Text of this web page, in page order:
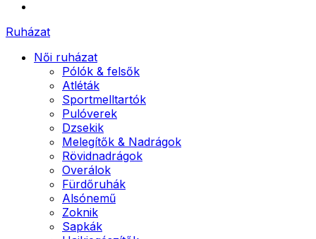
Ruházat
Női ruházat
Pólók & felsők
Atléták
Sportmelltartók
Pulóverek
Dzsekik
Melegítők & Nadrágok
Rövidnadrágok
Overálok
Fürdőruhák
Alsónemű
Zoknik
Sapkák